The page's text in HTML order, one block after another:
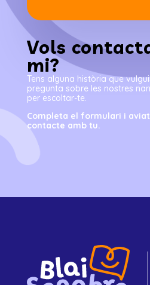
Vols
mi?
Tens alguna història que
pregunta sobre les nostres
per escoltar-te.
Completa el formulari i
contacte amb tu.